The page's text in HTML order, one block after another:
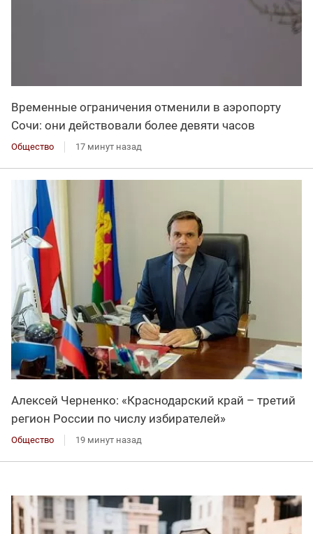
Временные ограничения отменили в аэропорту
Сочи: они действовали более девяти часов
Общество 17 минут назад
Алексей Черненко: «Краснодарский край – третий
регион России по числу избирателей»
Общество 19 минут назад